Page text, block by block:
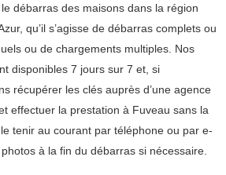
débarras des maisons dans la région
qu’il s’agisse de débarras complets ou
ou de chargements multiples. Nos
disponibles 7 jours sur 7 et, si
récupérer les clés auprès d’une agence
effectuer la prestation à Fuveau sans la
tenir au courant par téléphone ou par e-
à la fin du débarras si nécessaire.